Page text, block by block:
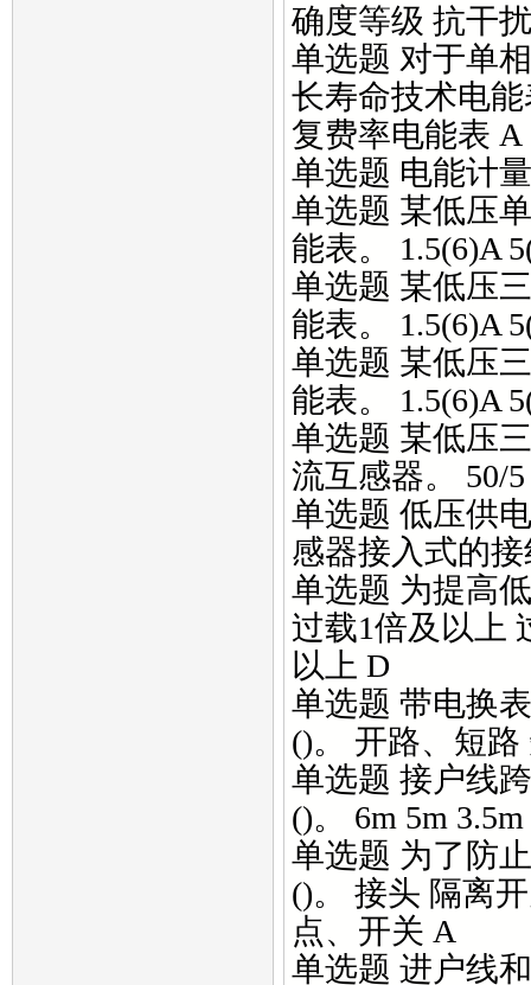
确度等级 抗干
单选题 对于单
长寿命技术电
复费率电能表 A
单选题 电能计
单选题 某低压
能表。 1.5(6)A
单选题 某低压
能表。 1.5(6)A
单选题 某低压
能表。 1.5(6)A
单选题 某低压
流互感器。 50/5
单选题 低压供
感器接入式的接
单选题 为提高
过载1倍及以上
以上 D
单选题 带电换
()。 开路、短
单选题 接户线
()。 6m 5m
单选题 为了防
()。 接头 隔离
点、开关 A
单选题 进户线